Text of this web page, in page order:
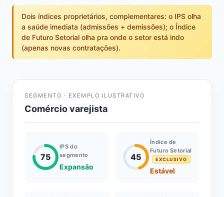
Dois índices proprietários, complementares: o IPS olha
a saúde imediata (admissões + demissões); o Índice
de Futuro Setorial olha pra onde o setor está indo
(apenas novas contratações).
SEGMENTO · EXEMPLO ILUSTRATIVO
Comércio varejista
75
IPS do
segmento
Expansão
45
Índice de
Futuro Setorial
EXCLUSIVO
Estável